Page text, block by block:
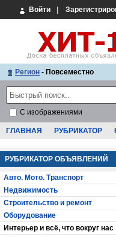
Войти
Регион - Повсеместно
С изображениями
ГЛАВНАЯ РУБРИКАТОР
РУБРИКАТОР ОБЪЯВЛЕНИЙ
Авто. Мото. Транспорт
Недвижимость
Строительство и ремонт
Оборудование
Интерьер и всё, что вокруг нас